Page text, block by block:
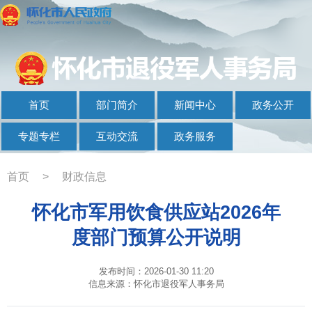
首页 部门简介 新闻中心 政务公开
专题专栏 互动交流 政务服务
首页 > 财政信息
怀化市军用饮食供应站2026年
度部门预算公开说明
发布时间：2026-01-30 11:20
信息来源：怀化市退役军人事务局